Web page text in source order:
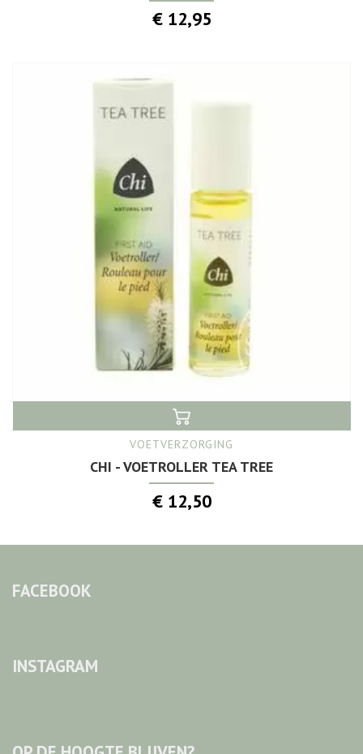
€ 12,95
VOETVERZORGING
CHI - VOETROLLER TEA TREE
€ 12,50
FACEBOOK
INSTAGRAM